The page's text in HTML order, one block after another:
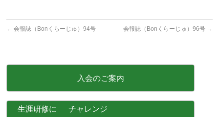
← 会報誌（Bonくらーじゅ）94号 会報誌（Bonくらーじゅ）96号 →
入会のご案内
生涯研修に チャレンジ